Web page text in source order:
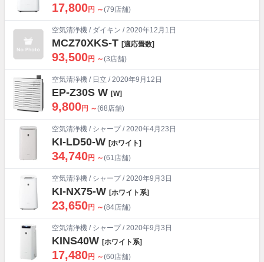
17,800円 ～(79店舗)
空気清浄機 / ダイキン / 2020年12月1日
MCZ70XKS-T [適応畳数]
93,500円 ～(3店舗)
空気清浄機 / 日立 / 2020年9月12日
EP-Z30S W [W]
9,800円 ～(68店舗)
空気清浄機 / シャープ/ 2020年4月23日
KI-LD50-W [ホワイト]
34,740円 ～(61店舗)
空気清浄機 / シャープ/ 2020年9月3日
KI-NX75-W [ホワイト系]
23,650円 ～(84店舗)
空気清浄機 / シャープ/ 2020年9月3日
KINS40W [ホワイト系]
17,480円 ～(60店舗)